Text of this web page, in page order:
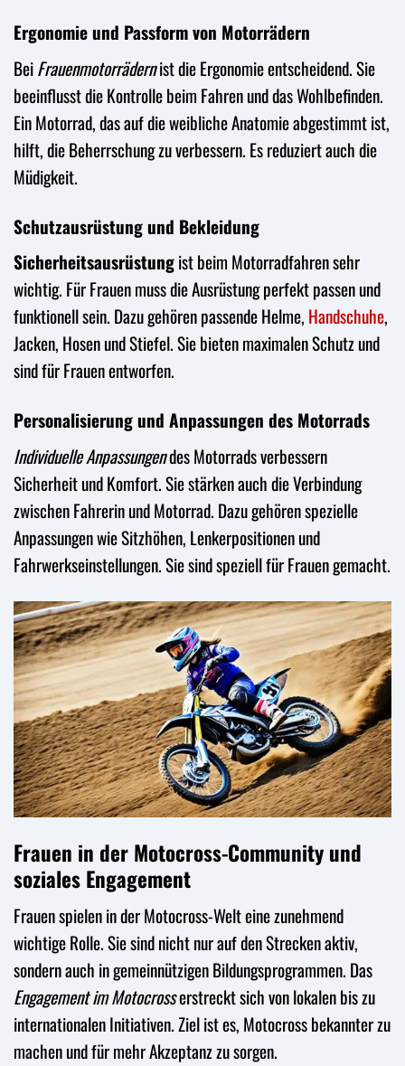
Ergonomie und Passform von Motorrädern
BeiFrauenmotorrädernist die Ergonomie entscheidend. Sie
beeinflusst die Kontrolle beim Fahren und das Wohlbefinden.
Ein Motorrad, das auf die weibliche Anatomie abgestimmt ist,
hilft, die Beherrschung zu verbessern. Es reduziert auch die
Müdigkeit.
Schutzausrüstung und Bekleidung
Sicherheitsausrüstungist beim Motorradfahren sehr
wichtig. Für Frauen muss die Ausrüstung perfekt passen und
funktionell sein. Dazu gehören passende Helme, Handschuhe,
Jacken, Hosen und Stiefel. Sie bieten maximalen Schutz und
sind für Frauen entworfen.
Personalisierung und Anpassungen des Motorrads
Individuelle Anpassungendes Motorrads verbessern
Sicherheit und Komfort. Sie stärken auch die Verbindung
zwischen Fahrerin und Motorrad. Dazu gehören spezielle
Anpassungen wie Sitzhöhen, Lenkerpositionen und
Fahrwerkseinstellungen. Sie sind speziell für Frauen gemacht.
Frauen in der Motocross-Community und
soziales Engagement
Frauen spielen in der Motocross-Welt eine zunehmend
wichtige Rolle. Sie sind nicht nur auf den Strecken aktiv,
sondern auch in gemeinnützigen Bildungsprogrammen. Das
Engagement im Motocrosserstreckt sich von lokalen bis zu
internationalen Initiativen. Ziel ist es, Motocross bekannter zu
machen und für mehr Akzeptanz zu sorgen.